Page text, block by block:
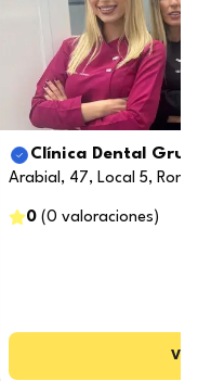
Clínica Dental
Arabial, 47, Local 5,
0 (0 valoraciones )
Ver